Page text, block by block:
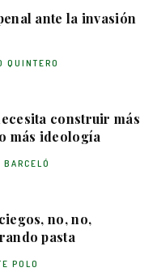
ante la invasión
QUINTERO
construir más
más ideología
no, no,
pasta
POLO